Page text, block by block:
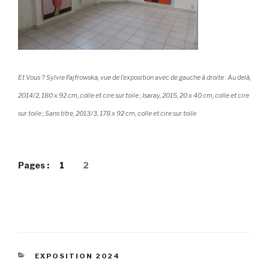
Et Vous ? Sylvie Fajfrowska,vue de l’exposition avec de gauche à droite :Au delà,
2014/2, 180 x 92 cm, colle et cire sur toile ;Isaray, 2015, 20 x 40 cm, colle et cire
sur toile ;Sans titre, 2013/3, 178 x 92 cm, colle et cire sur toile
Pages : 1 2
CATÉGORIES
EXPOSITION 2024